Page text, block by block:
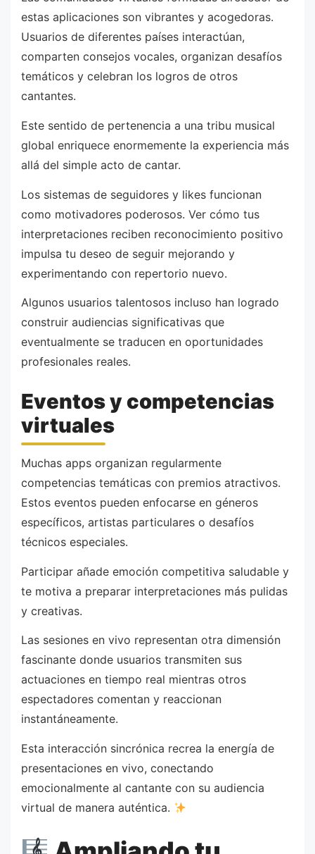
estas aplicaciones son vibrantes y acogedoras.
Usuarios de diferentes países interactúan,
comparten consejos vocales, organizan desafíos
temáticos y celebran los logros de otros
cantantes.
Este sentido de pertenencia a una tribu musical
global enriquece enormemente la experiencia más
allá del simple acto de cantar.
Los sistemas de seguidores y likes funcionan
como motivadores poderosos. Ver cómo tus
interpretaciones reciben reconocimiento positivo
impulsa tu deseo de seguir mejorando y
experimentando con repertorio nuevo.
Algunos usuarios talentosos incluso han logrado
construir audiencias significativas que
eventualmente se traducen en oportunidades
profesionales reales.
Eventos y competencias
virtuales
Muchas apps organizan regularmente
competencias temáticas con premios atractivos.
Estos eventos pueden enfocarse en géneros
específicos, artistas particulares o desafíos
técnicos especiales.
Participar añade emoción competitiva saludable y
te motiva a preparar interpretaciones más pulidas
y creativas.
Las sesiones en vivo representan otra dimensión
fascinante donde usuarios transmiten sus
actuaciones en tiempo real mientras otros
espectadores comentan y reaccionan
instantáneamente.
Esta interacción sincrónica recrea la energía de
presentaciones en vivo, conectando
emocionalmente al cantante con su audiencia
virtual de manera auténtica.